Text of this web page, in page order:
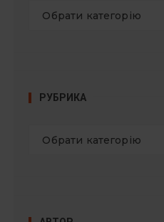
Обрати категорію
РУБРИКА
Обрати категорію